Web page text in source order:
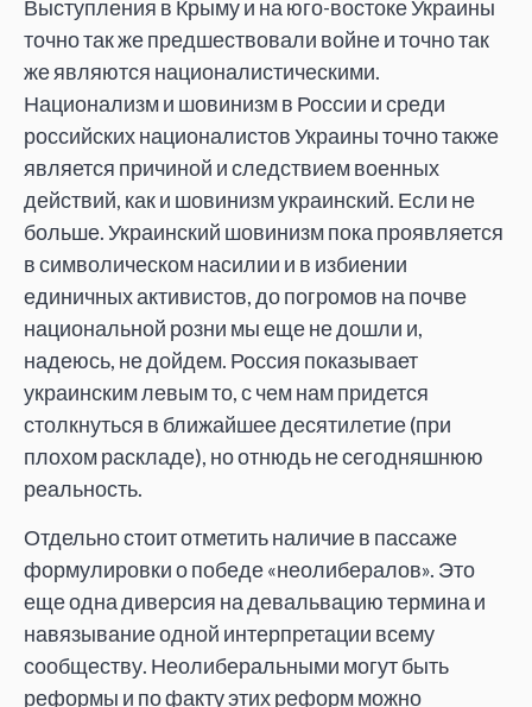
Выступления в Крыму и на юго-востоке Украины
точно так же предшествовали войне и точно так
же являются националистическими.
Национализм и шовинизм в России и среди
российских националистов Украины точно также
является причиной и следствием военных
действий, как и шовинизм украинский. Если не
больше. Украинский шовинизм пока проявляется
в символическом насилии и в избиении
единичных активистов, до погромов на почве
национальной розни мы еще не дошли и,
надеюсь, не дойдем. Россия показывает
украинским левым то, с чем нам придется
столкнуться в ближайшее десятилетие (при
плохом раскладе), но отнюдь не сегодняшнюю
реальность.
Отдельно стоит отметить наличие в пассаже
формулировки о победе «неолибералов». Это
еще одна диверсия на девальвацию термина и
навязывание одной интерпретации всему
сообществу. Неолиберальными могут быть
реформы и по факту этих реформ можно